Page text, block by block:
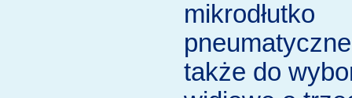
mikrodłutko
także do